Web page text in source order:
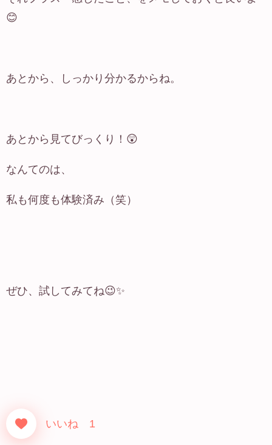
😊
あとから、しっかり分かるからね。
あとから見てびっくり！😲
なんてのは、
私も何度も体験済み（笑）
ぜひ、試してみてね😉✨
いいね 1